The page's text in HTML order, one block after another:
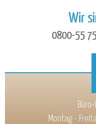
Wir
0800-55
Montag -